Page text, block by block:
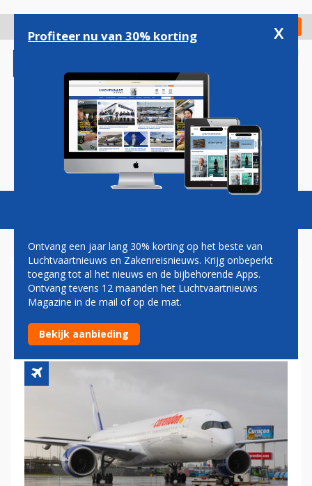
gaan
Check in
Magazine Podcasts Vacatures
CORENDON LANGER MET
GEHUURDE AIRBUS A350
NAAR DE ANTILLEN
Profiteer nu van 30% korting x
Ontvang een jaar lang 30% korting op het beste van
Luchtvaartnieuws en Zakenreisnieuws. Krijg onbeperkt
toegang tot al het nieuws en de bijbehorende Apps.
Ontvang tevens 12 maanden het Luchtvaartnieuws
Magazine in de mail of op de mat.
Bekijk aanbieding